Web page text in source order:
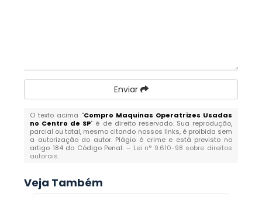
Enviar
O texto acima "Compro Maquinas Operatrizes Usadas
no Centro de SP" é de direito reservado. Sua reprodução,
parcial ou total, mesmo citando nossos links, é proibida sem
a autorização do autor. Plágio é crime e está previsto no
artigo 184 do Código Penal. – Lei n° 9.610-98 sobre direitos
autorais.
Veja Também